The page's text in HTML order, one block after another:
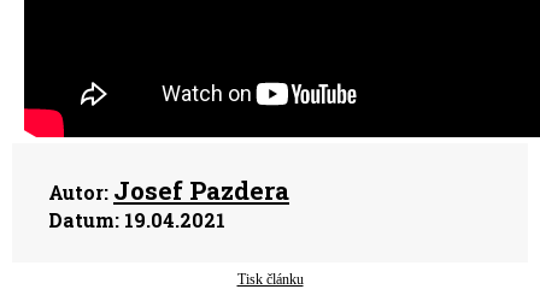
Autor: Josef Pazdera
Datum: 19.04.2021
Tisk článku